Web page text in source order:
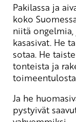
Pakilassa ja
koko
niitä
kasasivat. He
sotaa. He
tonteista ja
Ja he
pystyivät